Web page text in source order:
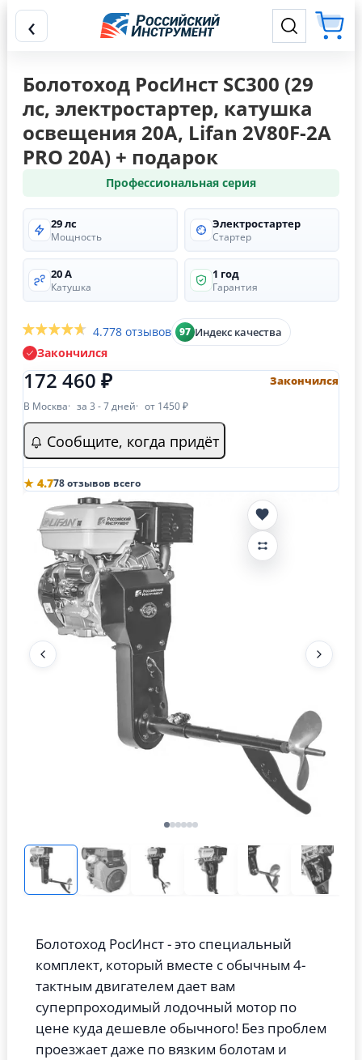
‹
Болотоход РосИнст SC300 (29
лс, электростартер, катушка
освещения 20А, Lifan 2V80F-2A
PRO 20А) + подарок
Профессиональная серия
29 лс
Мощность
Электростартер
Стартер
20 А
Катушка
1 год
Гарантия
4.778 отзывов 97 Индекс качества
Закончился
172 460 ₽ Закончился
В Москва за 3 - 7 дней от 1450 ₽
Сообщите, когда придёт
★ 4.778 отзывов всего
Болотоход РосИнст - это специальный
комплект, который вместе с обычным 4-
тактным двигателем дает вам
суперпроходимый лодочный мотор по
цене куда дешевле обычного! Без проблем
проезжает даже по вязким болотам и